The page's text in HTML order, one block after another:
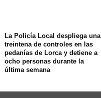
La Policía Local despliega una
treintena de controles en las
pedanías de Lorca y detiene a
ocho personas durante la
última semana